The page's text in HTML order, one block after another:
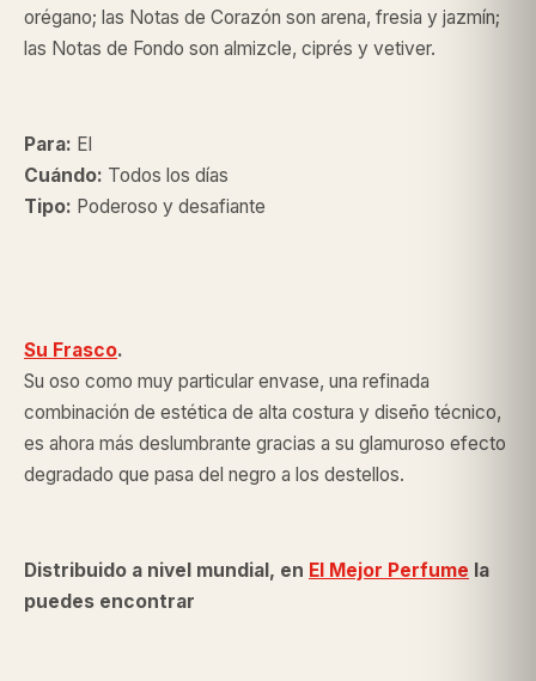
orégano; las Notas de Corazón son arena, fresia y jazmín;
las Notas de Fondo son almizcle, ciprés y vetiver.
Para: El
Cuándo: Todos los días
Tipo: Poderoso y desafiante
Su Frasco.
Su oso como muy particular envase, una refinada
combinación de estética de alta costura y diseño técnico,
es ahora más deslumbrante gracias a su glamuroso efecto
degradado que pasa del negro a los destellos.
Distribuido a nivel mundial, en El Mejor Perfume la
puedes encontrar